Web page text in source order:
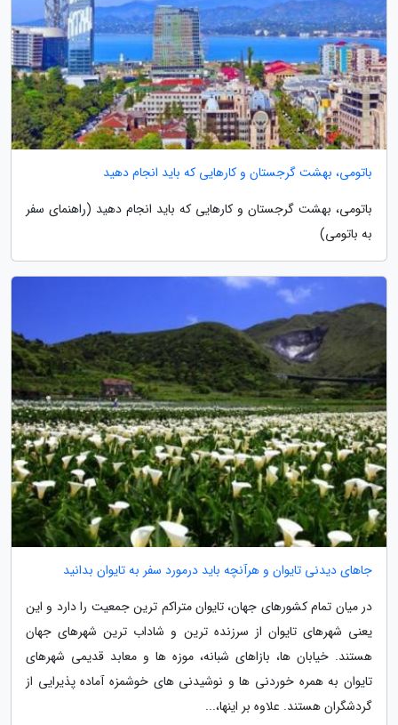
باتومی، بهشت گرجستان و کارهایی که باید انجام دهید
باتومی، بهشت گرجستان و کارهایی که باید انجام دهید (راهنمای سفر
به باتومی)
جاهای دیدنی تایوان و هرآنچه باید درمورد سفر به تایوان بدانید
در میان تمام کشورهای جهان، تایوان متراکم ترین جمعیت را دارد و این
یعنی شهرهای تایوان از سرزنده ترین و شاداب ترین شهرهای جهان
هستند. خیابان ها، بازاهای شبانه، موزه ها و معابد قدیمی شهرهای
تایوان به همره خوردنی ها و نوشیدنی های خوشمزه آماده پذیرایی از
گردشگران هستند. علاوه بر اینها،...